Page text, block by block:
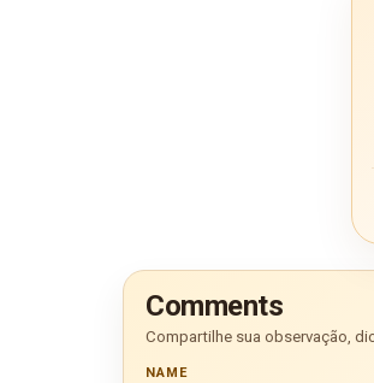
Comments
Compartilhe sua observação,
NAME